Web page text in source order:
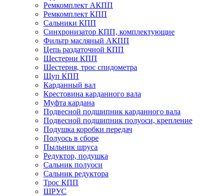
Ремкомплект АКПП
Ремкомплект КПП
Сальники КПП
Синхронизатор КПП, комплектующие
Фильтр масляный АКПП
Цепь раздаточной КПП
Шестерни КПП
Шестерня, трос спидометра
Щуп КПП
Карданный вал
Крестовина карданного вала
Муфта кардана
Подвесной подшипник карданного вала
Подвесной подшипник полуоси, крепление
Подушка коробки передач
Полуось в сборе
Пыльник шруса
Редуктор, подушка
Сальник полуоси
Сальник редуктора
Трос КПП
ШРУС